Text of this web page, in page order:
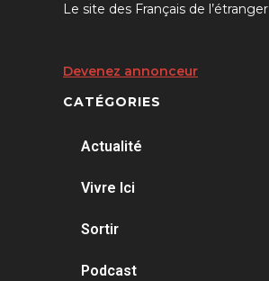
Le site des Français de l’étranger
Devenez annonceur
CATÉGORIES
Actualité
Vivre Ici
Sortir
Podcast